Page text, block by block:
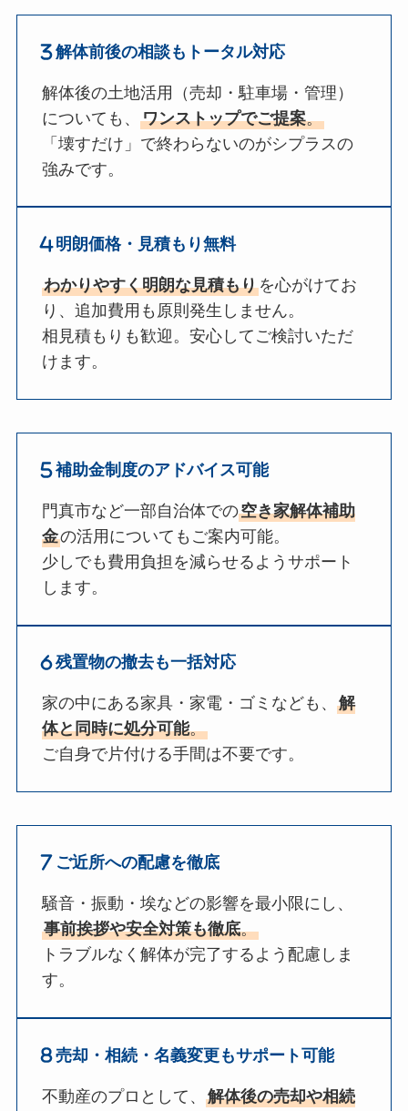
解体前後の相談もトータル対応
解体後の土地活用（売却・駐車場・管理）
についても、 ワンストップでご提案。
「壊すだけ」で終わらないのがシプラスの
強みです。
明朗価格・見積もり無料
わかりやすく明朗な見積もりを心がけてお
り、追加費用も原則発生しません。
相見積もりも歓迎。安心してご検討いただ
けます。
補助金制度のアドバイス可能
門真市など一部自治体での空き家解体補助
金の活用についてもご案内可能。
少しでも費用負担を減らせるようサポート
します。
残置物の撤去も一括対応
家の中にある家具・家電・ゴミなども、 解
体と同時に処分可能。
ご自身で片付ける手間は不要です。
ご近所への配慮を徹底
騒音・振動・埃などの影響を最小限にし、
事前挨拶や安全対策も徹底。
トラブルなく解体が完了するよう配慮しま
す。
売却・相続・名義変更もサポート可能
不動産のプロとして、 解体後の売却や相続